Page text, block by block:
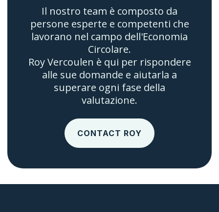
Il nostro team è composto da
persone esperte e competenti che
lavorano nel campo dell'Economia
Circolare.
Roy Vercoulen è qui per rispondere
alle sue domande e aiutarla a
superare ogni fase della
valutazione.
CONTACT ROY